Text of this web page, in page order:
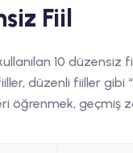
Fiil
10
düzenli fiiller
öğrenmek, geçmiş